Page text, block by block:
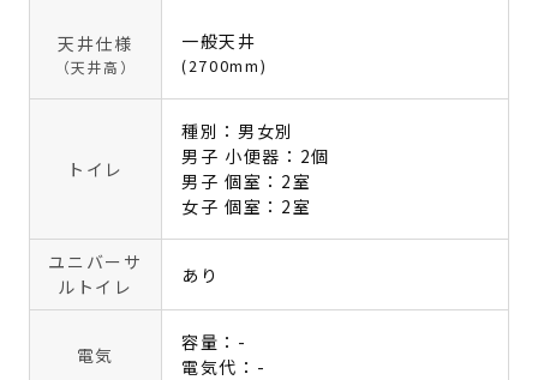
天井仕様
（天井高）
一般天井
(2700mm)
トイレ
種別：男女別
男子 小便器：2個
男子 個室：2室
女子 個室：2室
ユニバーサ
ルトイレ
あり
電気
容量：-
電気代：-